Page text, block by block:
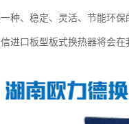
种、稳定、灵活、节能环
进口板型板式换热器将会在